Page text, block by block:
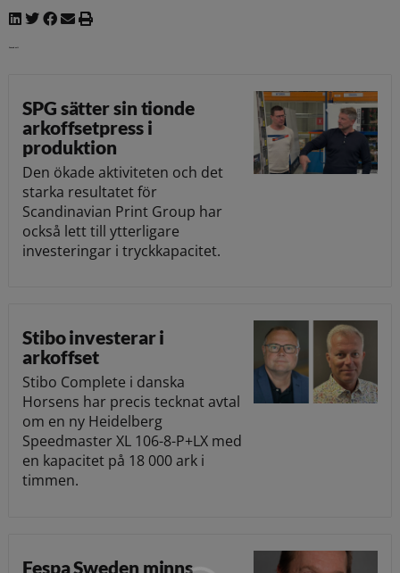
SPG sätter sin tionde
arkoffsetpress i
produktion
Den ökade aktiviteten och det
starka resultatet för
Scandinavian Print Group har
också lett till ytterligare
investeringar i tryckkapacitet.
Stibo investerar i
arkoffset
Stibo Complete i danska
Horsens har precis tecknat avtal
om en ny Heidelberg
Speedmaster XL 106-8-P+LX med
en kapacitet på 18 000 ark i
timmen.
Fespa Sweden minns